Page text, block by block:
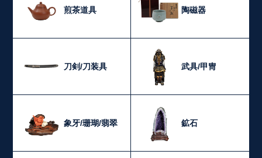
煎茶道具 陶磁器
刀剣/刀装具 武具/甲冑
象牙/珊瑚/翡翠 鉱石